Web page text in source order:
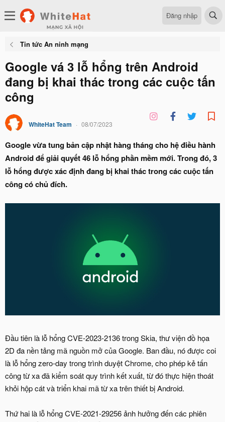
Đăng nhập
Tin tức An ninh mạng
Google vá 3 lỗ hổng trên Android
đang bị khai thác trong các cuộc tấn
công
WhiteHat Team 08/07/2023
Google vừa tung bản cập nhật hàng tháng cho hệ điều hành
Android để giải quyết 46 lỗ hổng phần mềm mới. Trong đó, 3
lỗ hổng được xác định đang bị khai thác trong các cuộc tấn
công có chủ đích.
Đầu tiên là lỗ hổng CVE-2023-2136 trong Skia, thư viện đồ họa
2D đa nền tảng mã nguồn mở của Google. Ban đầu, nó được coi
là lỗ hổng zero-day trong trình duyệt Chrome, cho phép kẻ tấn
công từ xa đã kiểm soát quy trình kết xuất, từ đó thực hiện thoát
khỏi hộp cát và triển khai mã từ xa trên thiết bị Android.
Thứ hai là lỗ hổng CVE-2021-29256 ảnh hưởng đến các phiên